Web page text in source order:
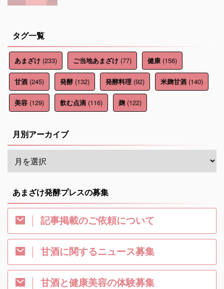
タグ一覧
あまざけ (233) ご当地あまざけ (77) 健康 (156)
甘酒 (245) 発酵(132) 発酵料理 (92) 米麹甘酒 (140)
美容 (129) 飲む点滴 (116) 麹 (122)
月別アーカイブ
あまざけ発酵プレスの募集
記事掲載のご依頼について
甘酒に関するニュース募集
甘酒と健康美容の体験募集